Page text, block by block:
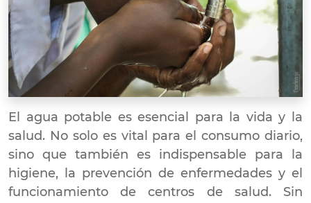
El agua potable es esencial para la vida y la
salud. No solo es vital para el consumo diario,
sino que también es indispensable para la
higiene, la prevención de enfermedades y el
funcionamiento de centros de salud. Sin